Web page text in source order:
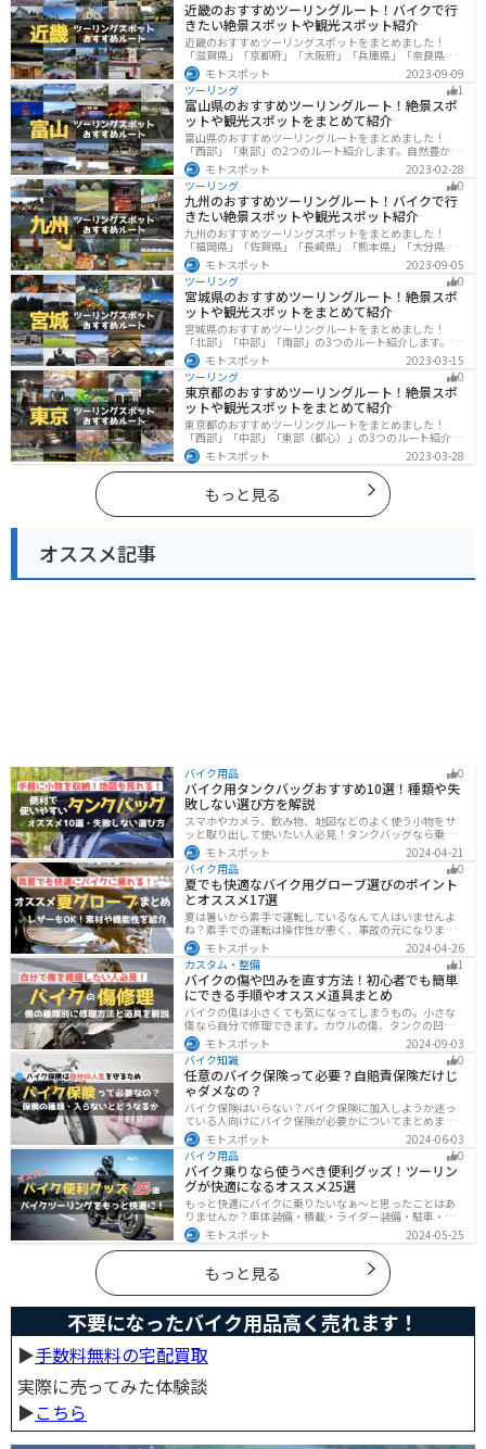
近畿のおすすめツーリングルート！バイクで行
きたい絶景スポットや観光スポット紹介
近畿のおすすめツーリングスポットをまとめました！
「滋賀県」「京都府」「大阪府」「兵庫県」「奈良県」
「和歌山」の各県の観光地紹介します。自然豊かな山々
や湖、温泉地が点在し、四季折々の景色を楽しめるスポ
ットが多数あります。バイクで近畿にツーリングに行く
際は参考にしてください。
モトスポット
2023-09-09
ツーリング
1
富山県のおすすめツーリングルート！絶景スポ
ットや観光スポットをまとめて紹介
富山県のおすすめツーリングルートをまとめました！
「西部」「東部」の2つのルート紹介します。自然豊かな
山と海、温泉が充実しており、美術館などもあるので、
自然を満喫するツーリングができます。バイクで富山県
にツーリングに行く際は参考にしてください。
モトスポット
2023-02-28
ツーリング
0
九州のおすすめツーリングルート！バイクで行
きたい絶景スポットや観光スポット紹介
九州のおすすめツーリングスポットをまとめました！
「福岡県」「佐賀県」「長崎県」「熊本県」「大分県」
「宮崎都」「鹿児島県」の各県の観光地紹介します。自
然豊かな山々や湖、温泉地が点在し、四季折々の景色を
楽しめるスポットが多数あります。バイクで九州にツー
リングに行く際は参考にしてください。
モトスポット
2023-09-05
ツーリング
0
宮城県のおすすめツーリングルート！絶景スポ
ットや観光スポットをまとめて紹介
宮城県のおすすめツーリングルートをまとめました！
「北部」「中部」「南部」の3つのルート紹介します。キ
ツネ村や広大な山や滝、湖などを歴史や自然を満喫する
ツーリングができます。バイクで宮城県にツーリングに
行く際は参考にしてください。
モトスポット
2023-03-15
ツーリング
0
東京都のおすすめツーリングルート！絶景スポ
ットや観光スポットをまとめて紹介
東京都のおすすめツーリングルートをまとめました！
「西部」「中部」「東部（都心）」の3つのルート紹介し
ます。西に行けば奥多摩の自然、東に行けば都心スポッ
トと、自然も街も楽しめるスポットが多数あります。バ
イクで東京都にツーリングに行く際は参考にしてくださ
モトスポット 2023-03-28
もっと見る
オススメ記事
バイク用品 0
バイク用タンクバッグおすすめ10選！種類や失
敗しない選び方を解説
スマホやカメラ、飲み物、地図などのよく使う小物をサ
ッと取り出して使いたい人必見！タンクバッグなら乗車
中でも簡単に荷物を確認できます。脱着もマグネットや
吸盤でつけるだけで非常に簡単、しっかり固定したい人
はベルトを使うこともできます。
モトスポット
2024-04-21
バイク用品
0
夏でも快適なバイク用グローブ選びのポイント
とオススメ17選
夏は暑いから素手で運転しているなんて人はいませんよ
ね？素手での運転は操作性が悪く、事故の元になりま
す。直射日光が当たり日焼けで余計に暑くなります。夏に
は夏用グローブを使うことで、素手より涼しく快適にバ
イクに乗ることができるので是非使いましょう。
モトスポット
2024-04-26
カスタム・整備
1
バイクの傷や凹みを直す方法！初心者でも簡単
にできる手順やオススメ道具まとめ
バイクの傷は小さくても気になってしまうもの。小さな
傷なら自分で修理できます。カウルの傷、タンクの凹
み、サビ、樹脂の劣化、ホイールの傷などあらゆる傷の
修理方法をまとめました。自分でバイクの傷を直したい
と思っている人は参考にしてください。
モトスポット
2024-09-03
バイク知識
0
任意のバイク保険って必要？自賠責保険だけじ
ゃダメなの？
バイク保険はいらない？バイク保険に加入しようか迷っ
ている人向けにバイク保険が必要かについてまとめまし
た。自賠責保険と任意保険の違いについても解説したの
で、バイク保険を検討している人は参考にしてくださ
い。
モトスポット
2024-06-03
バイク用品
0
バイク乗りなら使うべき便利グッズ！ツーリン
グが快適になるオススメ25選
もっと快適にバイクに乗りたいなぁ〜と思ったことはあ
りませんか？車体装備・積載・ライダー装備・駐車・メ
ンテ・トラブル対応の6ジャンルで、バイクをもっと快適
にするオススメ便利グッズを紹介します！
モトスポット 2024-05-25
もっと見る
不要になったバイク用品高く売れます！
▶︎手数料無料の宅配買取
実際に売ってみた体験談
▶︎こちら